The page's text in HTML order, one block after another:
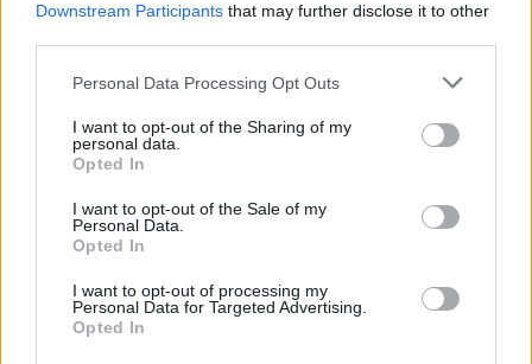
Downstream Participants that may further disclose it to other
Please note that this website/app uses one or more Google
not limited to your visit or usage behaviour. You may click to
grant or deny consent to Google and its third-party tags to
use your data for below specified purposes in below Google
consent section.
Personal Data Processing Opt Outs
I want to opt-out of the Sharing of my
personal data.
Opted In
I want to opt-out of the Sale of my
Personal Data.
Opted In
I want to opt-out of processing my
Personal Data for Targeted Advertising.
Opted In